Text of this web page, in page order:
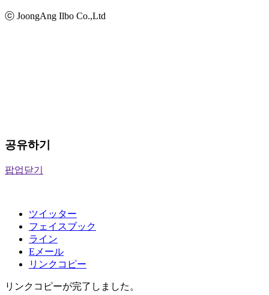
ⓒ JoongAng Ilbo Co.,Ltd
공유하기
팝업닫기
ツイッター
フェイスブック
ライン
Eメール
リンクコピー
リンクコピーが完了しました。